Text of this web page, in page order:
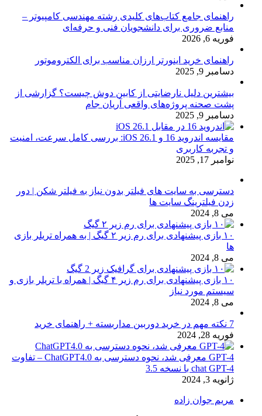
راهنمای جامع کتاب‌های کلیدی رشته مهندسی کامپیوتر –
منابع ضروری برای دانشجویان فنی و حرفه‌ای
فوریه 6, 2026
راهنمای خرید اینورتر ارزان مناسب برای الکتروموتور
دسامبر 9, 2025
بیشترین دلیل نارضایتی از کابین دوش چیست؟ گزارشی از
پشت صحنه پروژه‌های واقعی آریان جام
دسامبر 9, 2025
مقایسه اندروید 16 و iOS 26.1: بررسی کامل سرعت، امنیت
و تجربه کاربری
نوامبر 17, 2025
دسترسی به سایت های فیلتر بدون نیاز به فیلتر شکن | دور
زدن فیلترینگ سایت ها
می 8, 2024
۱۰ بازی پیشنهادی برای رم زیر ۲ گیگ | به همراه تریلر بازی
ها
می 8, 2024
۱۰ بازی پیشنهادی برای رم زیر ۴ گیگ | همراه با تریلر بازی و
سیستم مورد نیاز
می 8, 2024
7 نکته مهم در خرید دوربین مداربسته + راهنمای خرید
فوریه 28, 2024
GPT-4 معرفی شد، نحوه دسترسی به ChatGPT4.0 – تفاوت
chat GPT-4 با نسخه 3.5
ژانویه 3, 2024
مریم جوان زاده